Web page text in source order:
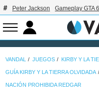
Peter Jackson Gameplay GTA 6
VANDAL JUEGOS KIRBY Y LA
GUÍA KIRBY Y LA TIERRA OLVIDADA
NACIÓN PROHIBIDA REDGAR